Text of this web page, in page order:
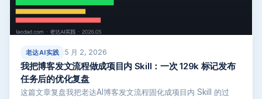
老达AI实践 5 月 2, 2026
我把博客发文流程做成项目内 Skill：一次 129k 标记发布
任务后的优化复盘
这篇文章复盘我把老达AI博客发文流程固化成项目内 Skill 的过